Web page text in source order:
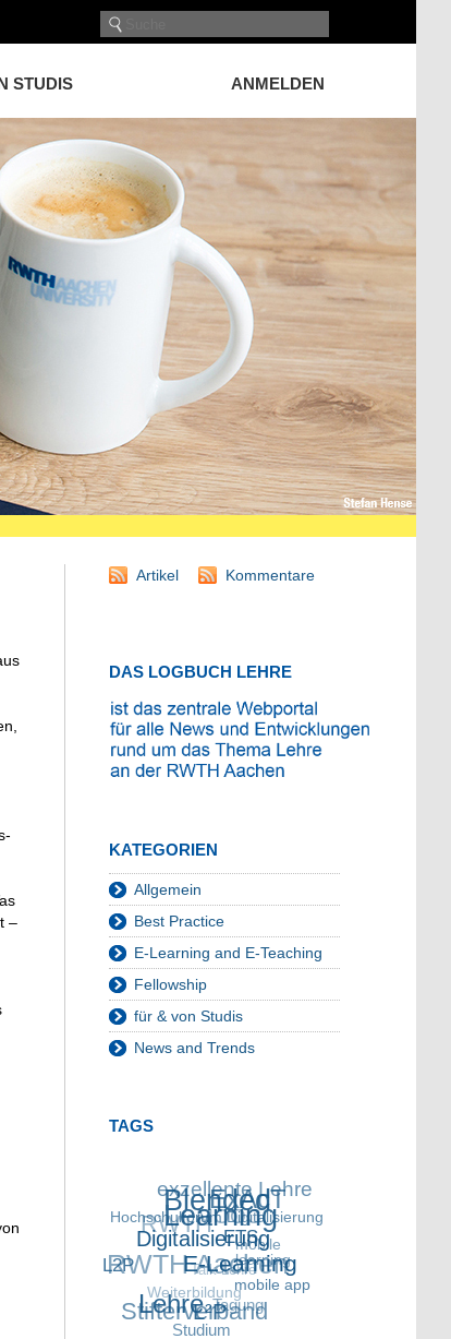
STUDIS ANMELDEN
–
Artikel Kommentare
DAS LOGBUCH LEHRE
KATEGORIEN
Allgemein
Best Practice
E-Learning and E-Teaching
Fellowship
für & von Studis
News and Trends
TAGS
Blended
Learning
Digitalisierung
E-Learning
ETS
ExAcT
exzellente Lehre
Hochschulforum
Digitalisierung
L2P
LehreL²P
mobile app
mobile
learning
MOOC
RWTH
RWTH Aachen
Stifterverband
Studium
Tagung
Talk Lehre
Weiterbildung